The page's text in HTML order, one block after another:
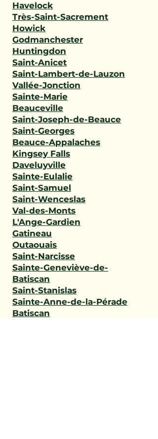
Havelock
Très-Saint-Sacrement
Howick
Godmanchester
Huntingdon
Saint-Anicet
Saint-Lambert-de-Lauzon
Vallée-Jonction
Sainte-Marie
Beauceville
Saint-Joseph-de-Beauce
Saint-Georges
Beauce-Appalaches
Kingsey Falls
Daveluyville
Sainte-Eulalie
Saint-Samuel
Saint-Wenceslas
Val-des-Monts
L'Ange-Gardien
Gatineau
Outaouais
Saint-Narcisse
Sainte-Geneviève-de-
Batiscan
Saint-Stanislas
Sainte-Anne-de-la-Pérade
Batiscan